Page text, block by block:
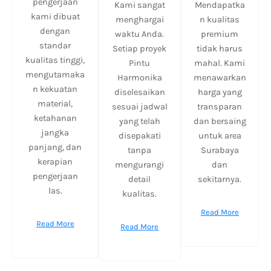
pengerjaan
kami dibuat
dengan
standar
kualitas tinggi,
mengutamaka
n kekuatan
material,
ketahanan
jangka
panjang, dan
kerapian
pengerjaan
las.
Read More
Kami sangat
menghargai
waktu Anda.
Setiap proyek
Pintu
Harmonika
diselesaikan
sesuai jadwal
yang telah
disepakati
tanpa
mengurangi
detail
kualitas.
Read More
Mendapatka
n kualitas
premium
tidak harus
mahal. Kami
menawarkan
harga yang
transparan
dan bersaing
untuk area
Surabaya
dan
sekitarnya.
Read More